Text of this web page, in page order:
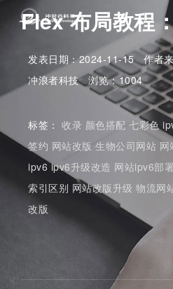
Flex 布局教程
发表日期：2024-11-15 作者
冲浪者科技 浏览：1004
标签： 收录 颜色搭配 七彩色
签约 网站改版 生物公司网站 网
ipv6 ipv6升级改造 网站ipv6部署
索引区别 网站改版升级 物流网
改版